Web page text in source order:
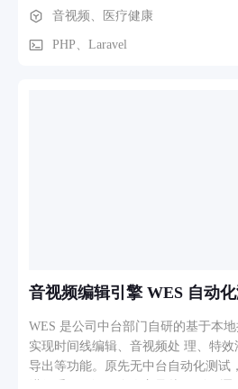
+ 会员订阅 的模式。用户可以免费使
内容，订阅会员后解锁全部冥想课程
户注册登录（手机号/微信）、会员
藏夹、睡眠统计报告等。 后台管理
发布（上传音频、配图、文字）、用
活、播放量、会员转化率）等功能。
音视频、医疗健康
PHP、Laravel
音视频编辑引擎 WES 自动
WES 是公司中台部门自研的基于本
实现时间线编辑、音视频处 理、特
导出等功能。原先无中台自动化测试